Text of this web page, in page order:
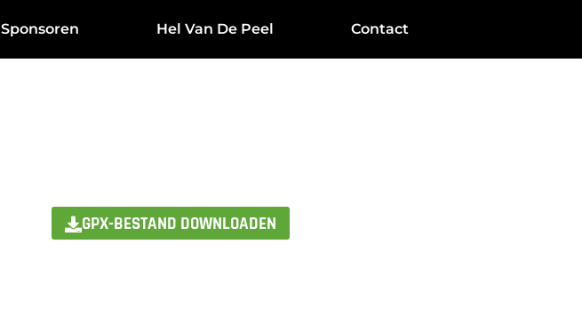
Sponsoren Hel Van De Peel Contact
GPX-BESTAND DOWNLOADEN